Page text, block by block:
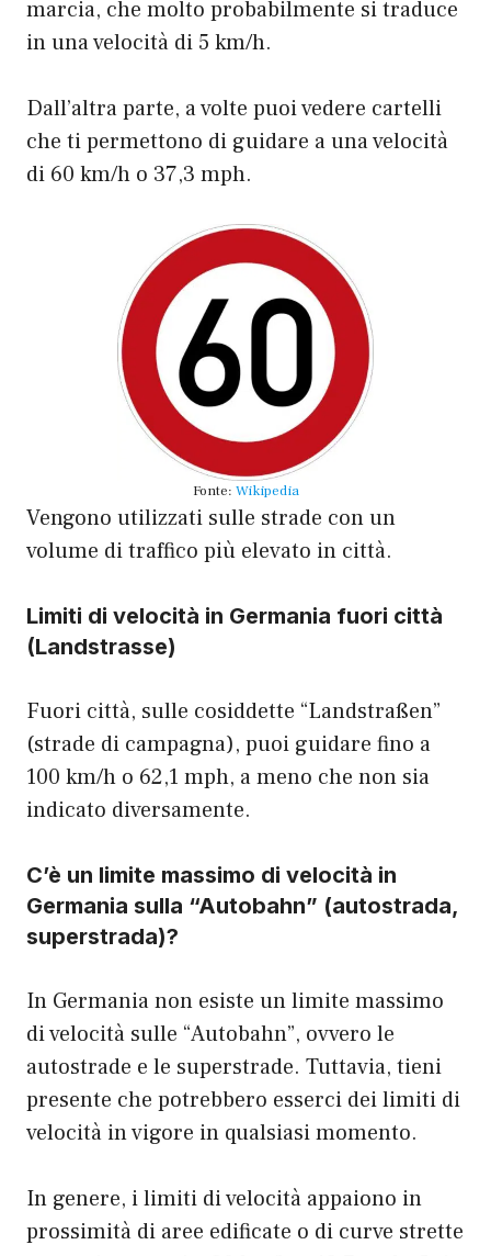
marcia, che molto probabilmente si traduce
in una velocità di 5 km/h.
Dall’altra parte, a volte puoi vedere cartelli
che ti permettono di guidare a una velocità
di 60 km/h o 37,3 mph.
Fonte: Wikipedia
Vengono utilizzati sulle strade con un
volume di traffico più elevato in città.
Limiti di velocità in Germania fuori città
(Landstrasse)
Fuori città, sulle cosiddette “Landstraßen”
(strade di campagna), puoi guidare fino a
100 km/h o 62,1 mph, a meno che non sia
indicato diversamente.
C’è un limite massimo di velocità in
Germania sulla “Autobahn” (autostrada,
superstrada)?
In Germania non esiste un limite massimo
di velocità sulle “Autobahn”, ovvero le
autostrade e le superstrade. Tuttavia, tieni
presente che potrebbero esserci dei limiti di
velocità in vigore in qualsiasi momento.
In genere, i limiti di velocità appaiono in
prossimità di aree edificate o di curve strette